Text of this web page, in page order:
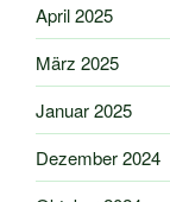
April 2025
März 2025
Januar 2025
Dezember 2024